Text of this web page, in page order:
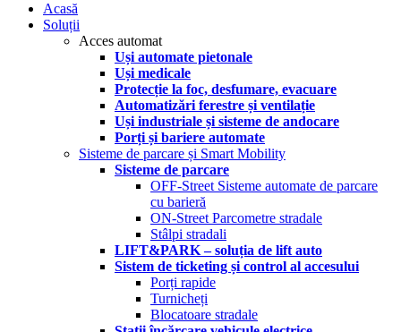
Acasă
Soluții
Acces automat
Uși automate pietonale
Uși medicale
Protecție la foc, desfumare, evacuare
Automatizări ferestre și ventilație
Uși industriale și sisteme de andocare
Porți și bariere automate
Sisteme de parcare și Smart Mobility
Sisteme de parcare
OFF-Street Sisteme automate de parcare
cu barieră
ON-Street Parcometre stradale
Stâlpi stradali
LIFT&PARK – soluția de lift auto
Sistem de ticketing și control al accesului
Porți rapide
Turnicheți
Blocatoare stradale